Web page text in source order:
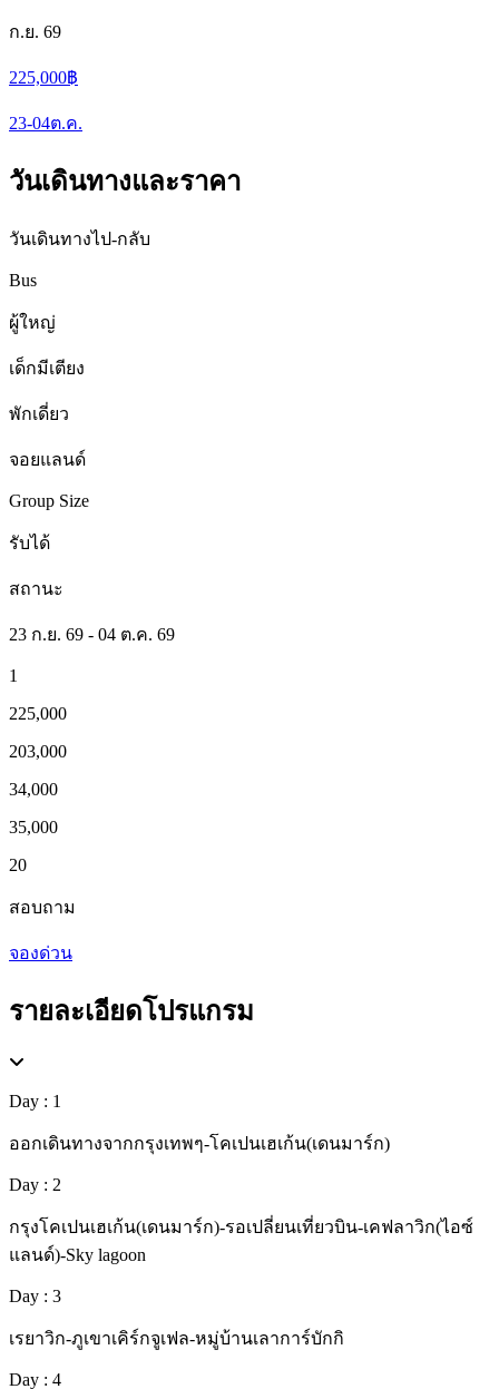
ก.ย. 69
225,000฿
23-04ต.ค.
วันเดินทางและราคา
วันเดินทางไป-กลับ
Bus
ผู้ใหญ่
เด็กมีเตียง
พักเดี่ยว
จอยแลนด์
Group Size
รับได้
สถานะ
23 ก.ย. 69 - 04 ต.ค. 69
1
225,000
203,000
34,000
35,000
20
สอบถาม
จองด่วน
รายละเอียดโปรแกรม
Day : 1
ออกเดินทางจากกรุงเทพๆ-โคเปนเฮเก้น(เดนมาร์ก)
Day : 2
กรุงโคเปนเฮเก้น(เดนมาร์ก)-รอเปลี่ยนเที่ยวบิน-เคฟลาวิก(ไอซ์
แลนด์)-Sky lagoon
Day : 3
เรยาวิก-ภูเขาเคิร์กจูเฟล-หมู่บ้านเลาการ์บักกิ
Day : 4